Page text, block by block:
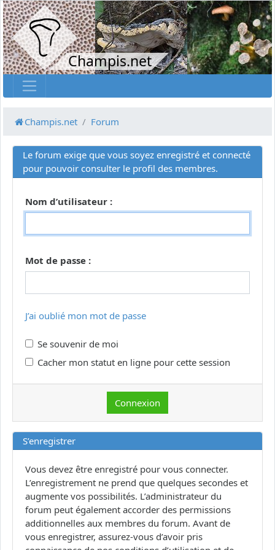
Champis.net
Champis.net Forum
Le forum exige que vous soyez enregistré et connecté
pour pouvoir consulter le profil des membres.
Nom d’utilisateur :
Mot de passe :
J’ai oublié mon mot de passe
Se souvenir de moi
Cacher mon statut en ligne pour cette session
S’enregistrer
Vous devez être enregistré pour vous connecter.
L’enregistrement ne prend que quelques secondes et
augmente vos possibilités. L’administrateur du
forum peut également accorder des permissions
additionnelles aux membres du forum. Avant de
vous enregistrer, assurez-vous d’avoir pris